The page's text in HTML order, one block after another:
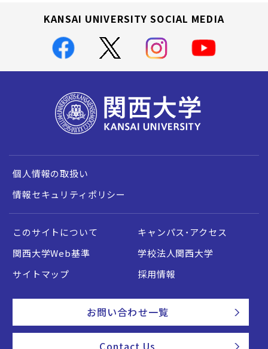
KANSAI UNIVERSITY SOCIAL MEDIA
個人情報の取扱い
情報セキュリティポリシー
このサイトについて
キャンパス・アクセス
関西大学Web基準
学校法人関西大学
サイトマップ
採用情報
お問い合わせ一覧
Contact Us